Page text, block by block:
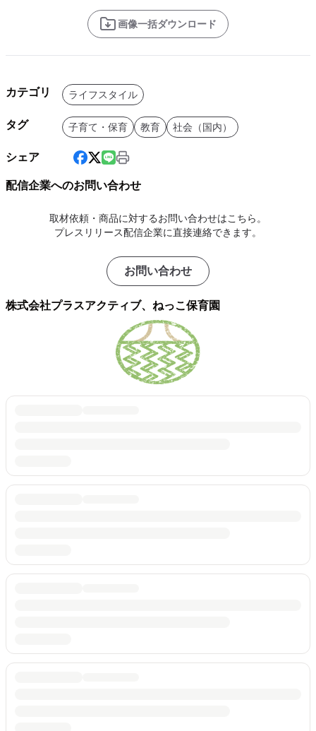
画像一括ダウンロード
カテゴリ ライフスタイル
タグ 子育て・保育 教育 社会（国内）
シェア
配信企業へのお問い合わせ
取材依頼・商品に対するお問い合わせはこちら。
プレスリリース配信企業に直接連絡できます。
お問い合わせ
株式会社プラスアクティブ、ねっこ保育園